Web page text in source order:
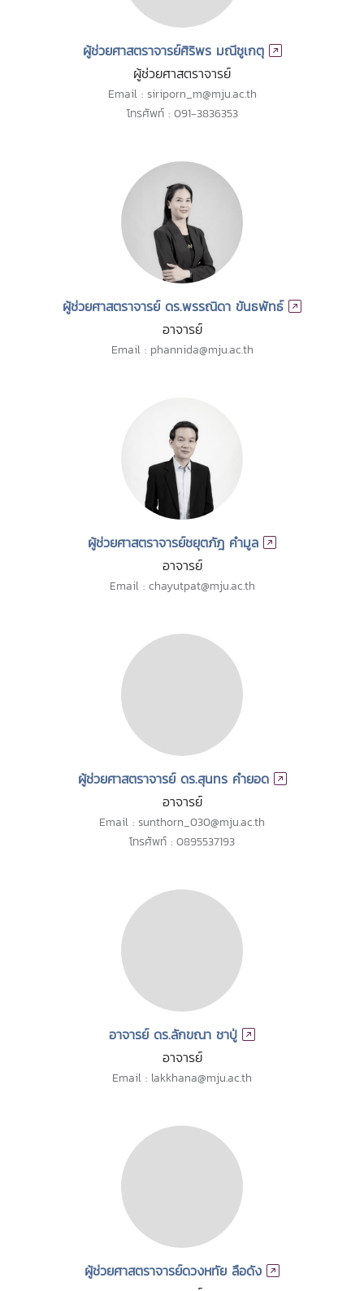
ผู้ช่วยศาสตราจารย์ศิริพร มณีชูเกตุ
ผู้ช่วยศาสตราจารย์
Email : siriporn_m@mju.ac.th
โทรศัพท์ : 091-3836353
ผู้ช่วยศาสตราจารย์ ดร.พรรณิดา ขันธพัทธ์
อาจารย์
Email : phannida@mju.ac.th
ผู้ช่วยศาสตราจารย์ชยุตภัฎ คำมูล
อาจารย์
Email : chayutpat@mju.ac.th
ผู้ช่วยศาสตราจารย์ ดร.สุนทร คำยอด
อาจารย์
Email : sunthorn_030@mju.ac.th
โทรศัพท์ : 0895537193
อาจารย์ ดร.ลักขณา ชาปู่
อาจารย์
Email : lakkhana@mju.ac.th
ผู้ช่วยศาสตราจารย์ดวงหทัย ลือดัง